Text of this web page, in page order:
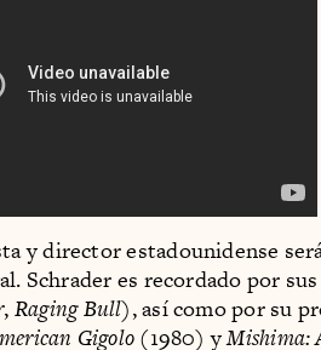
y director estadounidense
Schrader es recordado por
, Raging Bull), así como por su
Gigolo(1980) yMishima: